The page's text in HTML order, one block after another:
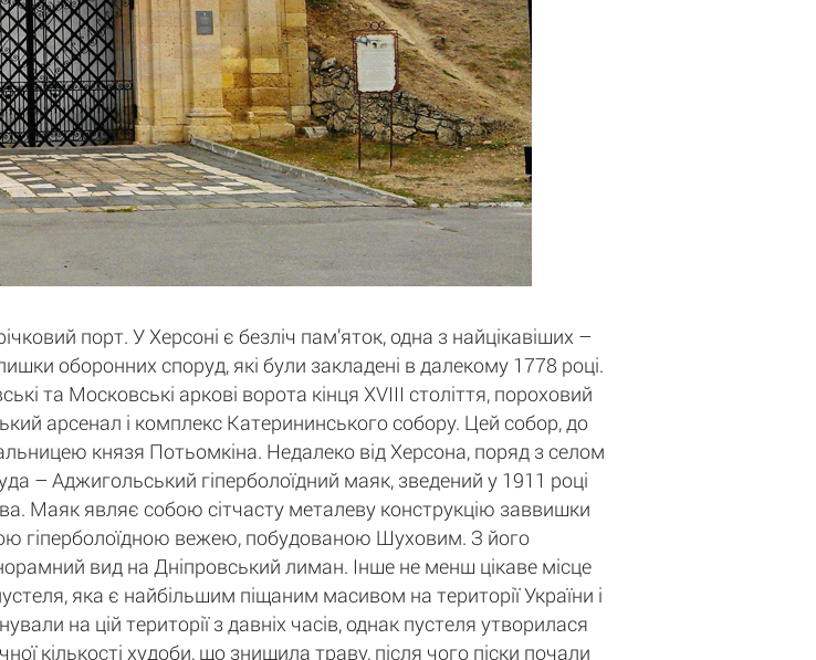
порт. У Херсоні є безліч пам’яток, одна з найцікавіших –
оборонних споруд, які були закладені в далекому 1778 році.
та Московські аркові ворота кінця XVIII століття, пороховий
арсенал і комплекс Катерининського собору. Цей собор, до
князя Потьомкіна. Недалеко від Херсона, поряд з селом
– Аджигольський гіперболоїдний маяк, зведений у 1911 році
Маяк являє собою сітчасту металеву конструкцію заввишки
гіперболоїдною вежею, побудованою Шуховим. З його
вид на Дніпровський лиман. Інше не менш цікаве місце
яка є найбільшим піщаним масивом на території України і
на цій території з давніх часів, однак пустеля утворилася
кількості худоби, що знищила траву, після чого піски почали